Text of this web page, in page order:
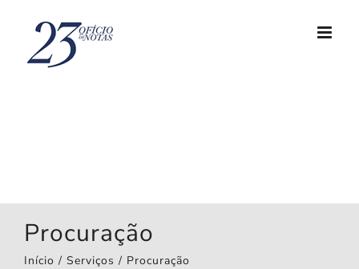
conteúdo
Procuração
Início Serviços Procuração